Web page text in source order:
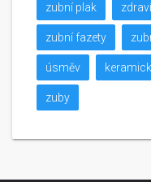
zubní plak
zubní fazety
úsměv
zuby